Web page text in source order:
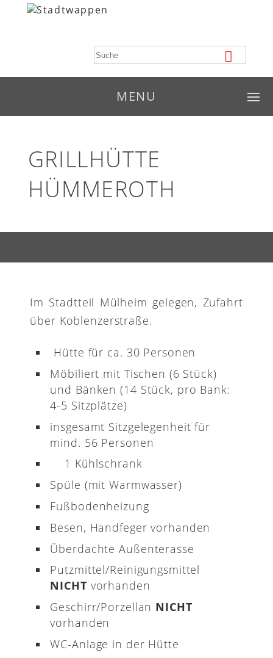
MENU
GRILLHÜTTE
HÜMMEROTH
Im Stadtteil Mülheim gelegen, Zufahrt
über Koblenzerstraße.
Hütte für ca. 30 Personen
Möbiliert mit Tischen (6 Stück)
und Bänken (14 Stück, pro Bank:
4-5 Sitzplätze)
insgesamt Sitzgelegenheit für
mind. 56 Personen
1 Kühlschrank
Spüle (mit Warmwasser)
Fußbodenheizung
Besen, Handfeger vorhanden
Überdachte Außenterasse
Putzmittel/Reinigungsmittel
NICHT vorhanden
Geschirr/Porzellan NICHT
vorhanden
WC-Anlage in der Hütte